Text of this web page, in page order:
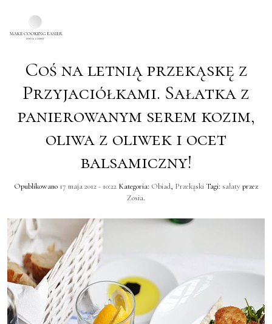
Skip to main content
Coś na letnią przekąskę z
Przyjaciółkami. Sałatka z
panierowanym serem kozim,
oliwa z oliwek i ocet
balsamiczny!
Opublikowano 17 maja 2012 - 10:22 Kategoria: Obiad, Przekąski Tagi: sałatyprzez
Zosia.